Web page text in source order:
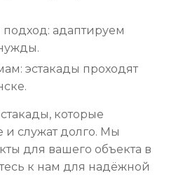
адаптируем
эстакады проходят
которые
служат долго. Мы
для вашего объекта в
к нам для надёжной